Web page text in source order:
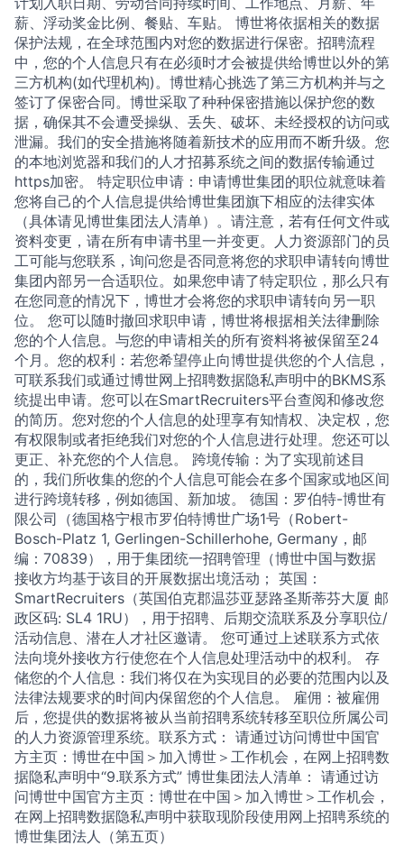
薪、浮动奖金比例、餐贴、车贴。 博世将依据相关的数据
保护法规，在全球范围内对您的数据进行保密。招聘流程
中，您的个人信息只有在必须时才会被提供给博世以外的第
三方机构(如代理机构)。博世精心挑选了第三方机构并与之
签订了保密合同。博世采取了种种保密措施以保护您的数
据，确保其不会遭受操纵、丢失、破坏、未经授权的访问或
泄漏。我们的安全措施将随着新技术的应用而不断升级。您
的本地浏览器和我们的人才招募系统之间的数据传输通过
https加密。 特定职位申请：申请博世集团的职位就意味着
您将自己的个人信息提供给博世集团旗下相应的法律实体
（具体请见博世集团法人清单）。请注意，若有任何文件或
资料变更，请在所有申请书里一并变更。人力资源部门的员
工可能与您联系，询问您是否同意将您的求职申请转向博世
集团内部另一合适职位。如果您申请了特定职位，那么只有
在您同意的情况下，博世才会将您的求职申请转向另一职
位。 您可以随时撤回求职申请，博世将根据相关法律删除
您的个人信息。与您的申请相关的所有资料将被保留至24
个月。您的权利：若您希望停止向博世提供您的个人信息，
可联系我们或通过博世网上招聘数据隐私声明中的BKMS系
统提出申请。您可以在SmartRecruiters平台查阅和修改您
的简历。您对您的个人信息的处理享有知情权、决定权，您
有权限制或者拒绝我们对您的个人信息进行处理。您还可以
更正、补充您的个人信息。 跨境传输：为了实现前述目
的，我们所收集的您的个人信息可能会在多个国家或地区间
进行跨境转移，例如德国、新加坡。 德国：罗伯特-博世有
限公司（德国格宁根市罗伯特博世广场1号（Robert-
Bosch-Platz 1, Gerlingen-Schillerhohe, Germany，邮
编：70839），用于集团统一招聘管理（博世中国与数据
接收方均基于该目的开展数据出境活动； 英国：
SmartRecruiters（英国伯克郡温莎亚瑟路圣斯蒂芬大厦 邮
政区码: SL4 1RU），用于招聘、后期交流联系及分享职位/
活动信息、潜在人才社区邀请。 您可通过上述联系方式依
法向境外接收方行使您在个人信息处理活动中的权利。 存
储您的个人信息：我们将仅在为实现目的必要的范围内以及
法律法规要求的时间内保留您的个人信息。 雇佣：被雇佣
后，您提供的数据将被从当前招聘系统转移至职位所属公司
的人力资源管理系统。联系方式： 请通过访问博世中国官
方主页：博世在中国＞加入博世＞工作机会，在网上招聘数
据隐私声明中“9.联系方式” 博世集团法人清单： 请通过访
问博世中国官方主页：博世在中国＞加入博世＞工作机会，
在网上招聘数据隐私声明中获取现阶段使用网上招聘系统的
博世集团法人（第五页）